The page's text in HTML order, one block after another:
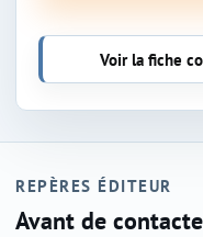
Voir la fiche
REPÈRES ÉDITEUR
Avant de